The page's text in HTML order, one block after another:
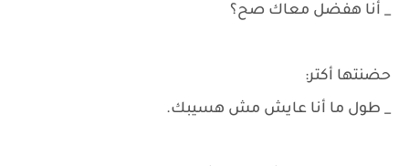
_ أنا هفضل معاك صح؟
حضنتها أكتر:
_ طول ما أنا عايش مش هسيبك.